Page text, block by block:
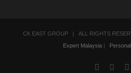
CK EAST GROUP | ALL RIGHTS
Expert Malaysia |
Facebook